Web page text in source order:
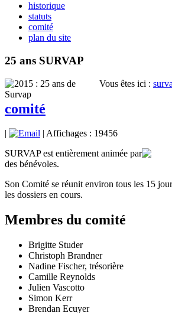
historique
statuts
comité
plan du site
25 ans SURVAP
Vous êtes ici :
comité
| Affichages : 19456
SURVAP est entièrement animée par
des bénévoles.
Son Comité se réunit environ tous les 15
les dossiers en cours.
Membres du comité
Brigitte Studer
Christoph Brandner
Nadine Fischer, trésorière
Camille Reynolds
Julien Vascotto
Simon Kerr
Brendan Ecuyer